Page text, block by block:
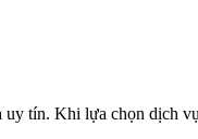
uy tín. Khi lựa chọn dịch